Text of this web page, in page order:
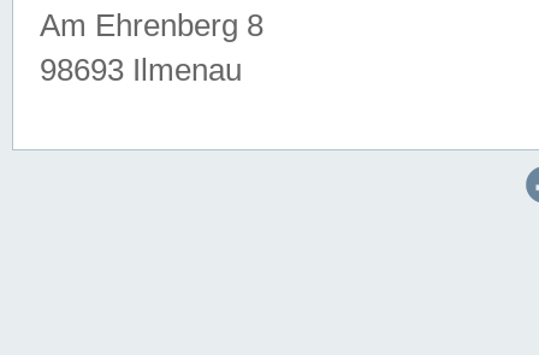
Am Ehrenberg 8
98693 Ilmenau